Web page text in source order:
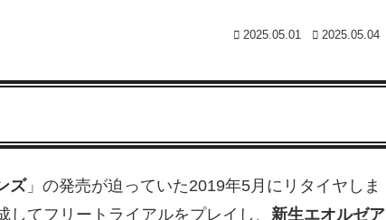
2025.05.01 2025.05.04
ズ」の発売が迫っていた2019年5月にリタイヤしま
てフリートライアルをプレイし、 新生エオルゼア